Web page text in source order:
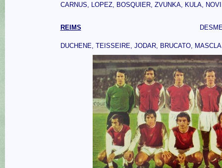
CARNUS, LOPEZ, BOSQUIER, ZVUNKA, KULA,
REIMS
DUCHENE, TEISSEIRE, JODAR, BRUCATO,